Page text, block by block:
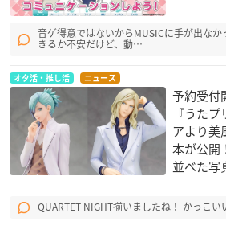
音ゲ得意ではないからMUSICに手が出な
きるか不安だけど、動…
オタ活・推し活 ニュース
予約受付
『うた
アより美
本が公開
並べた写
QUARTET NIGHT揃いましたね！ かっこい